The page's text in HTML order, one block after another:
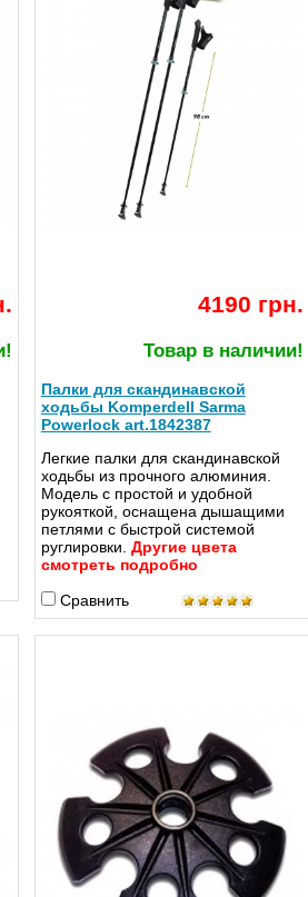
4190 грн.
Товар в наличии!
Палки для скандинавской
ходьбы Komperdell Sarma
Powerlock art.1842387
Легкие палки для скандинавской
ходьбы из прочного алюминия.
Модель с простой и удобной
рукояткой, оснащена дышащими
петлями с быстрой системой
руглировки. Другие цвета
смотреть подробно
Сравнить